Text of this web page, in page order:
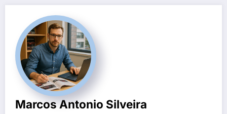
Marcos Antonio Silveira